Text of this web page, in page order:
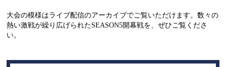
大会の模様はライブ配信のアーカイブでご覧いただけます。数々の
熱い激戦が繰り広げられたSEASON5開幕戦を、ぜひご覧くださ
い。